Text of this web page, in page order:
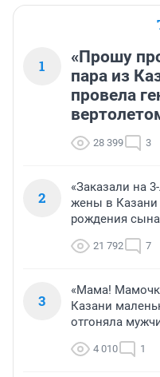
1
«Прошу
пара из
провела
28 399 3
2
«Заказали на
жены в Казани
рождения сына
21 792 7
3
«Мама!
Казани
отгоняла
4 010 1